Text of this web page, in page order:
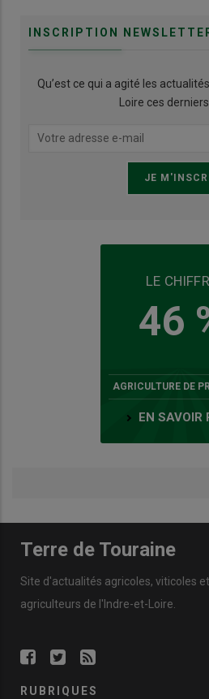
INSCRIPTION
Qu’est ce qui a agité les
Loire ces
LE
46
AGRICULTURE DE
EN SAVOIR
Terre de Touraine
Site d'actualités agricoles, viticoles
agriculteurs de l'Indre-et-Loire.
RUBRIQUES